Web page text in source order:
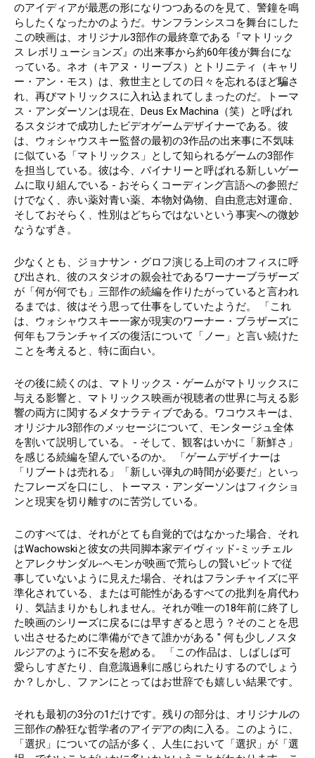
のアイディアが最悪の形になりつつあるのを見て、警鐘を鳴
らしたくなったかのようだ。サンフランシスコを舞台にした
この映画は、オリジナル3部作の最終章である『マトリック
ス レボリューションズ』の出来事から約60年後が舞台にな
っている。ネオ（キアヌ・リーブス）とトリニティ（キャリ
ー・アン・モス）は、救世主としての日々を忘れるほど騙さ
れ、再びマトリックスに入れ込まれてしまったのだ。トーマ
ス・アンダーソンは現在、Deus Ex Machina（笑）と呼ばれ
るスタジオで成功したビデオゲームデザイナーである。彼
は、ウォシャウスキー監督の最初の3作品の出来事に不気味
に似ている「マトリックス」として知られるゲームの3部作
を担当している。彼は今、バイナリーと呼ばれる新しいゲー
ムに取り組んでいる - おそらくコーディング言語への参照だ
けでなく、赤い薬対青い薬、本物対偽物、自由意志対運命、
そしておそらく、性別はどちらではないという事実への微妙
なうなずき。
少なくとも、ジョナサン・グロフ演じる上司のオフィスに呼
び出され、彼のスタジオの親会社であるワーナーブラザーズ
が「何が何でも」三部作の続編を作りたがっていると言われ
るまでは、彼はそう思って仕事をしていたようだ。 「これ
は、ウォシャウスキー一家が現実のワーナー・ブラザーズに
何年もフランチャイズの復活について「ノー」と言い続けた
ことを考えると、特に面白い。
その後に続くのは、マトリックス・ゲームがマトリックスに
与える影響と、マトリックス映画が視聴者の世界に与える影
響の両方に関するメタナラティブである。ワコウスキーは、
オリジナル3部作のメッセージについて、モンタージュ全体
を割いて説明している。 - そして、観客はいかに「新鮮さ」
を感じる続編を望んでいるのか。 「ゲームデザイナーは
「リブートは売れる」「新しい弾丸の時間が必要だ」といっ
たフレーズを口にし、トーマス・アンダーソンはフィクショ
ンと現実を切り離すのに苦労している。
このすべては、それがとても自覚的ではなかった場合、それ
はWachowskiと彼女の共同脚本家デイヴィッド-ミッチェル
とアレクサンダル-ヘモンが映画で荒らしの賢いビットで従
事していないように見えた場合、それはフランチャイズに平
準化されている、または可能性があるすべての批判を肩代わ
り、気詰まりかもしれません。それが唯一の18年前に終了し
た映画のシリーズに戻るには早すぎると思う？そのことを思
い出させるために準備ができて誰かがある " 何も少しノスタ
ルジアのように不安を慰める。 「この作品は、しばしば可
愛らしすぎたり、自意識過剰に感じられたりするのでしょう
か？しかし、ファンにとってはお世辞でも嬉しい結果です。
それも最初の3分の1だけです。残りの部分は、オリジナルの
三部作の酔狂な哲学者のアイデアの肉に入る。このように、
「選択」についての話が多く、人生において「選択」が「選